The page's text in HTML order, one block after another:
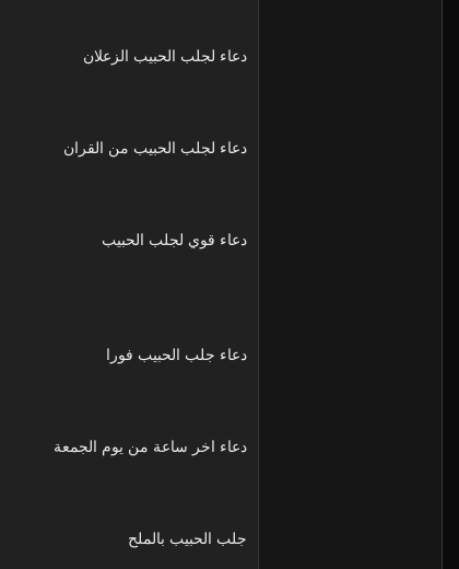
دعاء لجلب الحبيب الزعلان
دعاء لجلب الحبيب من القران
دعاء قوي لجلب الحبيب
دعاء جلب الحبيب فورا
دعاء اخر ساعة من يوم الجمعة
جلب الحبيب بالملح